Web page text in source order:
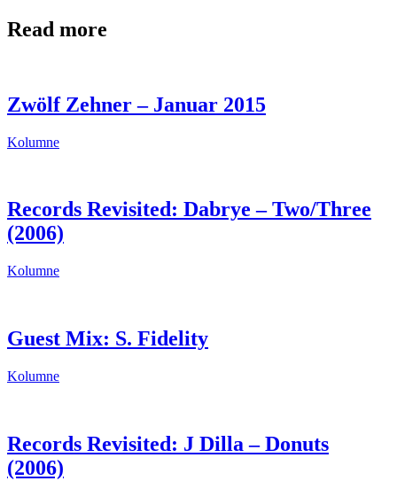
Read more
Zwölf Zehner – Januar 2015
Kolumne
Records Revisited: Dabrye – Two/Three
(2006)
Kolumne
Guest Mix: S. Fidelity
Kolumne
Records Revisited: J Dilla – Donuts
(2006)